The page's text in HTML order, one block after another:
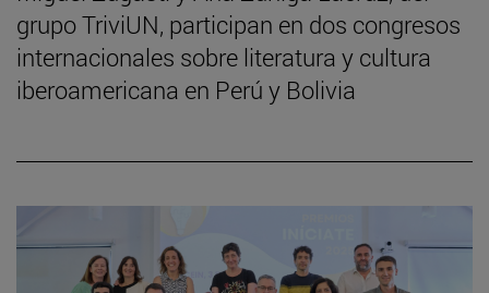
grupo TriviUN, participan en dos congresos
internacionales sobre literatura y cultura
iberoamericana en Perú y Bolivia